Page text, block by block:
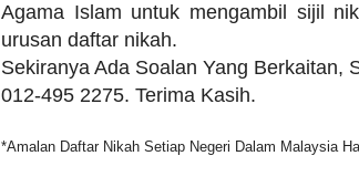
Agama Islam untuk mengambil sijil
urusan daftar nikah.
Sekiranya Ada Soalan Yang Berkaitan,
012-495 2275. Terima Kasih.
*Amalan Daftar Nikah Setiap Negeri Dalam Malaysia